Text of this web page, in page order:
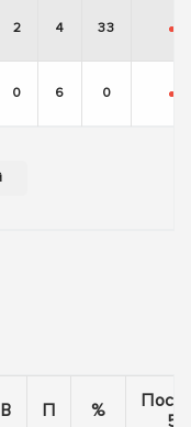
2 4 33 -
0 6 0 -
В П %
5